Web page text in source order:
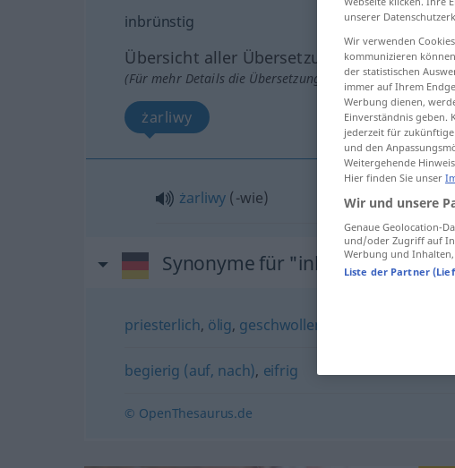
inbrünstig
Übersicht aller Übersetzungen
(Für mehr Details die Übersetzung anklicken/antippen)
żarliwy
żarliwy (-wie)
Synonyme für "inbrünstig"
priesterlich, ölig, geschwollen
begierig (auf, nach), eifrig
© OpenThesaurus.de
unserer
Wir verwenden
kommunizieren
der statistischen
immer auf Ihrem
Werbung dienen,
Einverständnis geben.
jederzeit für
und den
Weitergehende
Hier finden Sie unser
Wir und unsere
Genaue Geolocation-
und/oder Zugriff auf
Werbung und
Liste der Partner